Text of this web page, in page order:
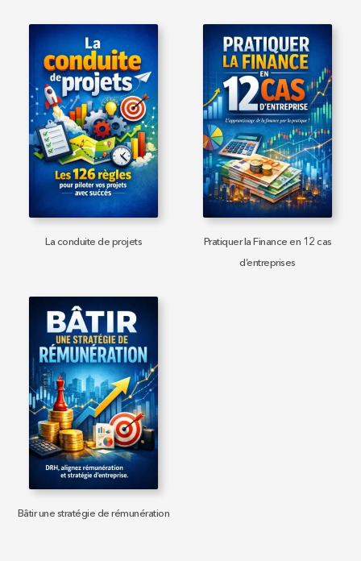
La conduite de projets
Pratiquer la Finance en 12 cas
d’entreprises
Bâtir une stratégie de rémunération